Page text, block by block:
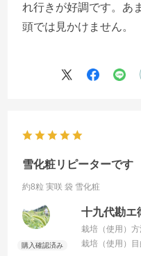
れ行きが好調です。あ
頭では見かけません。
雪化粧リピーターです
約8粒 実咲 袋 雪化粧
十九代勘エ
栽培（使用）
栽培（使用）目